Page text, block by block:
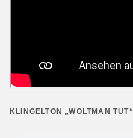
KLINGELTON „WOLTMAN TUT“